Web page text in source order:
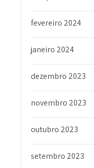
fevereiro 2024
janeiro 2024
dezembro 2023
novembro 2023
outubro 2023
setembro 2023